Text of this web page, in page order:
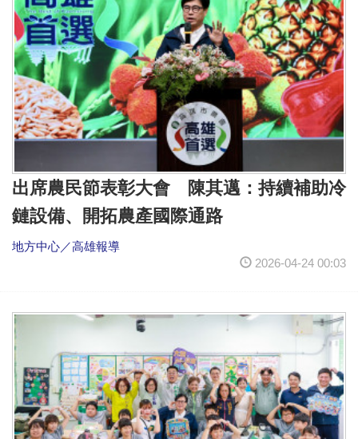
出席農民節表彰大會 陳其邁：持續補助冷
鏈設備、開拓農產國際通路
地方中心／高雄報導
2026-04-24 00:03